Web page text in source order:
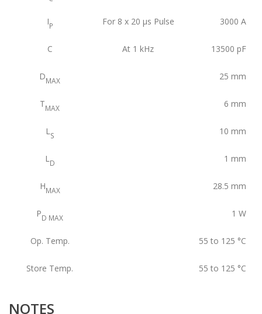
IP For 8 x 20 μs Pulse 3000 A
C At 1 kHz 13500 pF
DMAX 25 mm
TMAX 6 mm
LS 10 mm
LD 1 mm
HMAX 28.5 mm
PD MAX 1 W
Op. Temp. 55 to 125 °C
Store Temp. 55 to 125 °C
NOTES